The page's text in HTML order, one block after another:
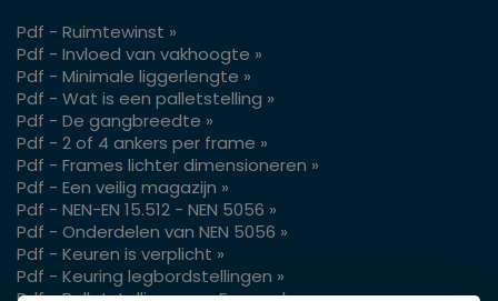
Pdf - Ruimtewinst »
Pdf - Invloed van vakhoogte »
Pdf - Minimale liggerlengte »
Pdf - Wat is een palletstelling »
Pdf - De gangbreedte »
Pdf - 2 of 4 ankers per frame »
Pdf - Frames lichter dimensioneren »
Pdf - Een veilig magazijn »
Pdf - NEN-EN 15.512 - NEN 5056 »
Pdf - Onderdelen van NEN 5056 »
Pdf - Keuren is verplicht »
Pdf - Keuring legbordstellingen »